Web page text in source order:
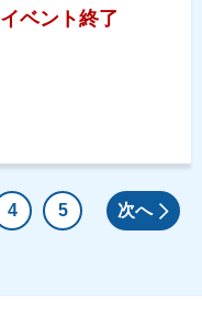
イベント終了
4 5 次へ